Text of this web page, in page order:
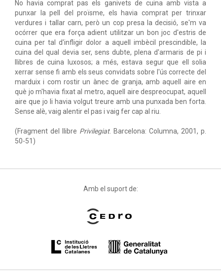
No havia comprat pas els ganivets de cuina amb vista a
punxar la pell del proïsme, els havia comprat per trinxar
verdures i tallar carn, però un cop presa la decisió, se'm va
ocórrer que era força adient utilitzar un bon joc d'estris de
cuina per tal d'infligir dolor a aquell imbècil prescindible, la
cuina del qual devia ser, sens dubte, plena d'armaris de pi i
llibres de cuina luxosos; a més, estava segur que ell solia
xerrar sense fi amb els seus convidats sobre l'ús correcte del
marduix i com rostir un ànec de granja, amb aquell aire en
què jo m'havia fixat al metro, aquell aire despreocupat, aquell
aire que jo li havia volgut treure amb una punxada ben forta.
Sense alè, vaig alentir el pas i vaig fer cap al riu.
(Fragment del llibre Privilegiat. Barcelona: Columna, 2001, p.
50-51)
Amb el suport de: